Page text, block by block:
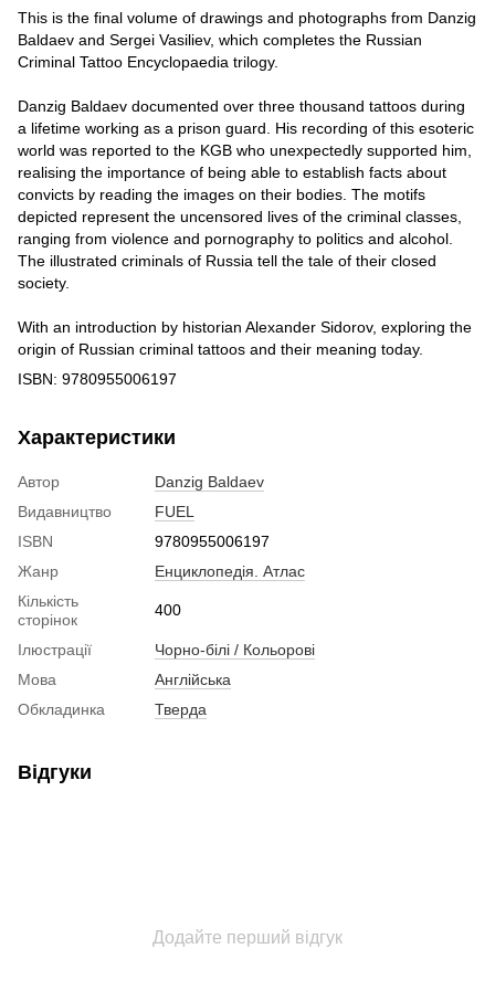
This is the final volume of drawings and photographs from Danzig
Baldaev and Sergei Vasiliev, which completes the Russian
Criminal Tattoo Encyclopaedia trilogy.
Danzig Baldaev documented over three thousand tattoos during
a lifetime working as a prison guard. His recording of this esoteric
world was reported to the KGB who unexpectedly supported him,
realising the importance of being able to establish facts about
convicts by reading the images on their bodies. The motifs
depicted represent the uncensored lives of the criminal classes,
ranging from violence and pornography to politics and alcohol.
The illustrated criminals of Russia tell the tale of their closed
society.
With an introduction by historian Alexander Sidorov, exploring the
origin of Russian criminal tattoos and their meaning today.
ISBN: 9780955006197
Характеристики
Автор
Danzig Baldaev
Видавництво
FUEL
ISBN
9780955006197
Жанр
Енциклопедія. Атлас
Кількість
сторінок
400
Ілюстрації
Чорно-білі / Кольорові
Мова
Англійська
Обкладинка
Тверда
Відгуки
Додайте перший відгук